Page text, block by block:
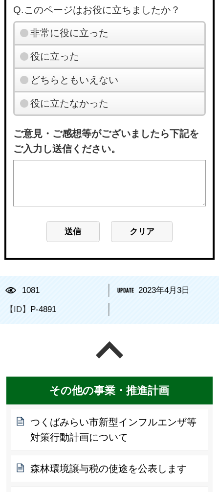
Q.このページはお役に立ちましたか？
非常に役に立った
役に立った
どちらともいえない
役に立たなかった
ご意見・ご感想等がございましたら下記を
ご入力し送信ください。
1081 2023年4月3日
【ID】 P-4891
その他の事業・推進計画
つくばみらい市新型インフルエンザ等
対策行動計画について
森林環境譲与税の使途を公表します